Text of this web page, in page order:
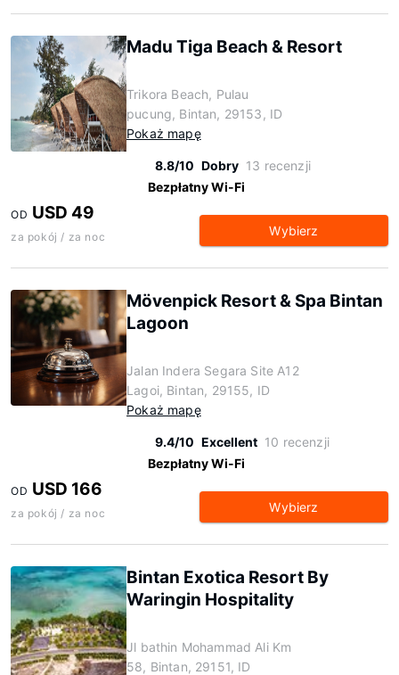
Madu Tiga Beach & Resort
Trikora Beach, Pulau
pucung, Bintan, 29153, ID
Pokaż mapę
8.8/10 Dobry 13 recenzji
Bezpłatny Wi-Fi
OD USD 49
za pokój / za noc Wybierz
Mövenpick Resort & Spa Bintan
Lagoon
Jalan Indera Segara Site A12
Lagoi, Bintan, 29155, ID
Pokaż mapę
9.4/10 Excellent 10 recenzji
Bezpłatny Wi-Fi
OD USD 166
za pokój / za noc Wybierz
Bintan Exotica Resort By
Waringin Hospitality
Jl bathin Mohammad Ali Km
58, Bintan, 29151, ID